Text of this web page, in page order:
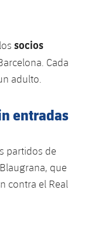
socios
Cada
adulto.
entradas
partidos de
que
contra el Real